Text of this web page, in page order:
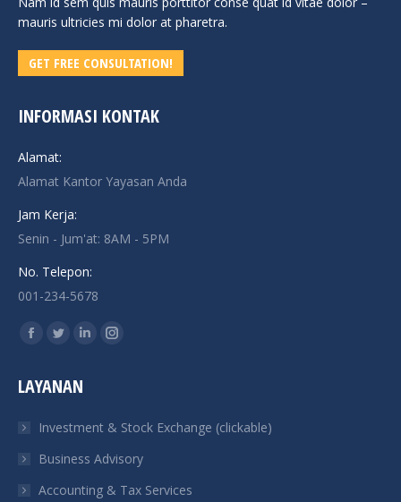
mauris ultricies mi dolor at pharetra.
GET FREE CONSULTATION!
INFORMASI KONTAK
Alamat:
Alamat Kantor Yayasan Anda
Jam Kerja:
Senin - Jum'at: 8AM - 5PM
No. Telepon:
001-234-5678
Find us on:
Facebook
opens
new
window
Twitter
opens
new
window
Linkedin
new
window
Instagram
new
window
LAYANAN
Investment & Stock Exchange (clickable)
Business Advisory
Accounting & Tax Services